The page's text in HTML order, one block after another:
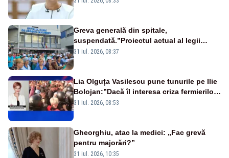
Greva generală din spitale,
suspendată.”Proiectul actual al legii
salarizării nu mai există pentru noi”
31 iul. 2026, 08:37
Lia Olguța Vasilescu pune tunurile pe Ilie
Bolojan:”Dacă îl interesa criza fermierilor
pleca din funcție”
31 iul. 2026, 08:53
Gheorghiu, atac la medici: „Fac grevă
pentru majorări?”
31 iul. 2026, 10:35